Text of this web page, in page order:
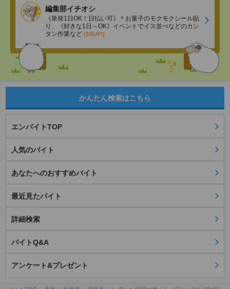
編集部イチオシ
《単発1日OK！日払い可》＊お菓子のモクモクシール貼
り、《好きな1日～OK》イベントでイス並べなどのカン
タン作業など (8/6UP!)
かんたん検索はこちら
エンバイトTOP
人気のバイト
あなたへのおすすめバイト
最近見たバイト
詳細検索
バイトQ&A
アンケート&プレゼント